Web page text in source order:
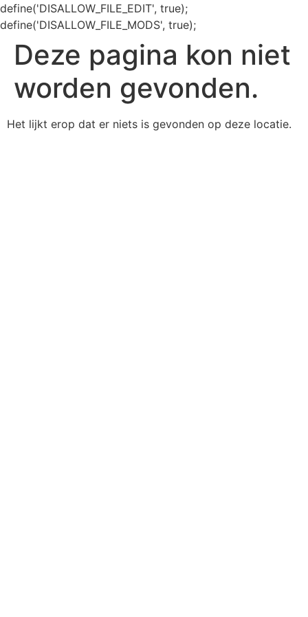
define('DISALLOW_FILE_EDIT', true);
define('DISALLOW_FILE_MODS', true);
Deze pagina kon niet
worden gevonden.
Het lijkt erop dat er niets is gevonden op deze locatie.